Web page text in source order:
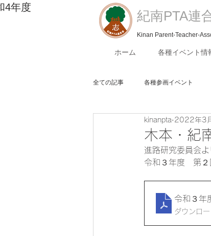
紀南PTA連
Kinan Parent-Teacher-
4年度​
ホーム 各種イベント情
全ての記事 各種参画イベント
評議委員会 紀南
木本・紀
kinanpta 2022年3
進路研究委員会よ
令和３年度　第
令和３年
ダウンロ